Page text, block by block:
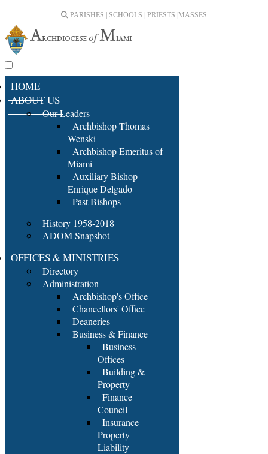
PARISHES | SCHOOLS | PRIESTS | MASSES
HOME
ABOUT US
Our Leaders
Archbishop Thomas
Wenski
Archbishop Emeritus of
Miami
Auxiliary Bishop
Enrique Delgado
Past Bishops
History 1958-2018
ADOM Snapshot
OFFICES & MINISTRIES
Directory
Administration
Archbishop's Office
Chancellors' Office
Deaneries
Business & Finance
Business
Offices
Building &
Property
Finance
Council
Insurance
Property
Liability